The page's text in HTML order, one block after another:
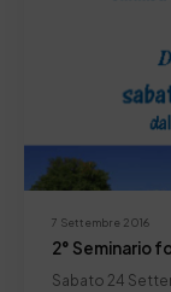
7 Settembre 2016
2° Seminario
Sabato 24